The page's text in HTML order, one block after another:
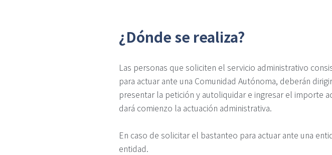
¿Dónde se realiza?
Las personas que soliciten el servicio administrativo
para actuar ante una Comunidad Autónoma, deberán
presentar la petición y autoliquidar e ingresar el importe
dará comienzo la actuación administrativa.
En caso de solicitar el bastanteo para actuar ante una
entidad.